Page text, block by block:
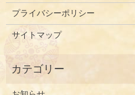
プライバシーポリシー
サイトマップ